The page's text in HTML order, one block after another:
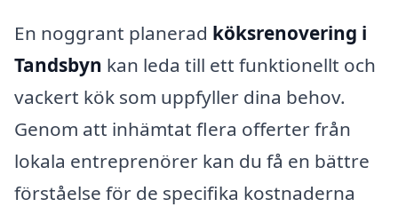
En noggrant planerad köksrenovering i
Tandsbyn kan leda till ett funktionellt och
vackert kök som uppfyller dina behov.
Genom att inhämtat flera offerter från
lokala entreprenörer kan du få en bättre
förståelse för de specifika kostnaderna